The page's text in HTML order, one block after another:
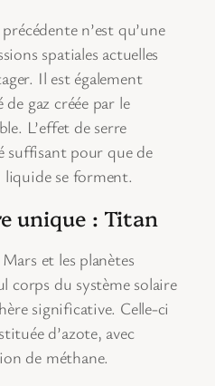
n’est qu’une
spatiales actuelles
Il est également
gaz créée par le
L’effet de serre
suffisant pour que de
liquide se forment.
unique : Titan
et les planètes
corps du système solaire
significative. Celle-ci
d’azote, avec
de méthane.